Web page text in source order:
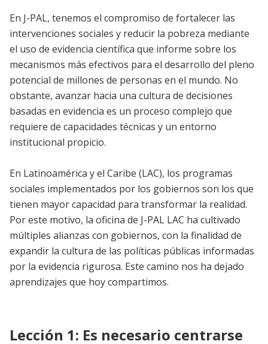
En J-PAL, tenemos el compromiso de fortalecer las
intervenciones sociales y reducir la pobreza mediante
el uso de evidencia científica que informe sobre los
mecanismos más efectivos para el desarrollo del pleno
potencial de millones de personas en el mundo. No
obstante, avanzar hacia una cultura de decisiones
basadas en evidencia es un proceso complejo que
requiere de capacidades técnicas y un entorno
institucional propicio.
En Latinoamérica y el Caribe (LAC), los programas
sociales implementados por los gobiernos son los que
tienen mayor capacidad para transformar la realidad.
Por este motivo, la oficina de J-PAL LAC ha cultivado
múltiples alianzas con gobiernos, con la finalidad de
expandir la cultura de las políticas públicas informadas
por la evidencia rigurosa. Este camino nos ha dejado
aprendizajes que hoy compartimos.
Lección 1: Es necesario centrarse